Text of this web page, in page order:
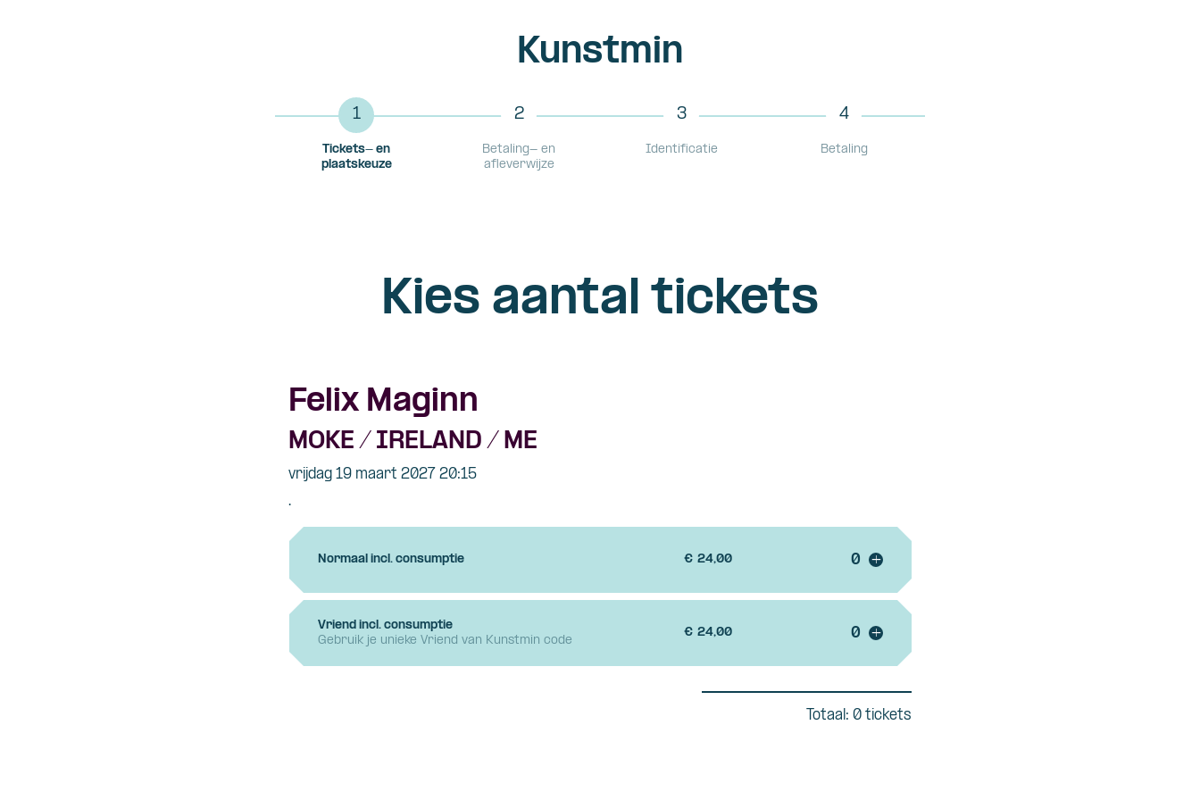
Kunstmin
1
Tickets- en
plaatskeuze
2
Betaling- en
afleverwijze
3
Identificatie
4
Betaling
Kies aantal tickets
Felix Maginn
MOKE / IRELAND / ME
vrijdag 19 maart 2027 20:15
.
Normaal incl. consumptie € 24,00 +Voeg ticket toe
Vriend incl. consumptie
Gebruik je unieke Vriend van Kunstmin code
€ 24,00 +Voeg ticket toe
Totaal: 0 tickets